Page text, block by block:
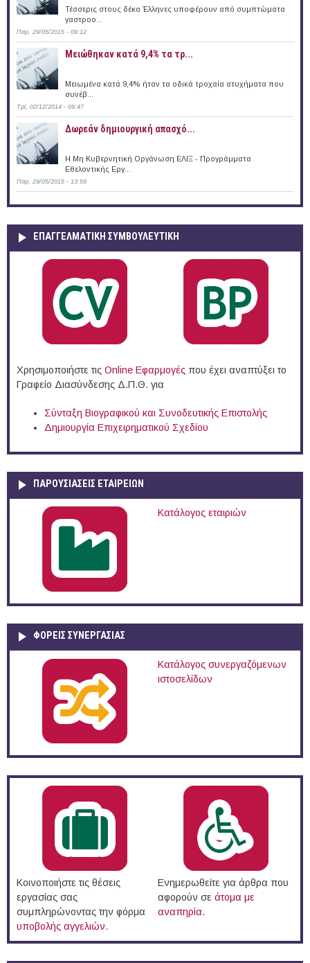
Τέσσερις στους δέκα Έλληνες υποφέρουν από συμπτώματα
γαστροο...
Παρ, 29/05/2015 - 09:12
Μειώθηκαν κατά 9,4% τα τρ...
Μειωμένα κατά 9,4% ήταν τα οδικά τροχαία ατυχήματα που
συνέβ...
Τρί, 02/12/2014 - 09:47
Δωρεάν δημιουργική απασχό...
Η Μη Κυβερνητική Οργάνωση ΕΛΙΞ - Προγράμματα
Εθελοντικής Εργ...
Παρ, 29/05/2015 - 13:59
ΕΠΑΓΓΕΛΜΑΤΙΚΉ ΣΥΜΒΟΥΛΕΥΤΙΚΉ
Χρησιμοποιήστε τις Online Eφαρμογές που έχει αναπτύξει το
Γραφείο Διασύνδεσης Δ.Π.Θ. για
Σύνταξη Βιογραφικού και Συνοδευτικής Επιστολής
Δημιουργία Επιχειρηματικού Σχεδίου
ΠΑΡΟΥΣΙΆΣΕΙΣ ΕΤΑΙΡΕΙΏΝ
Κατάλογος εταιριών
ΦΟΡΕΙΣ ΣΥΝΕΡΓΑΣΙΑΣ
Κατάλογος συνεργαζόμενων
ιστοσελίδων
Κοινοποιήστε τις θέσεις
εργασίας σας
συμπληρώνοντας την φόρμα
υποβολής αγγελιών.
Ενημερωθείτε για άρθρα που
αφορούν σε άτομα με
αναπηρία.